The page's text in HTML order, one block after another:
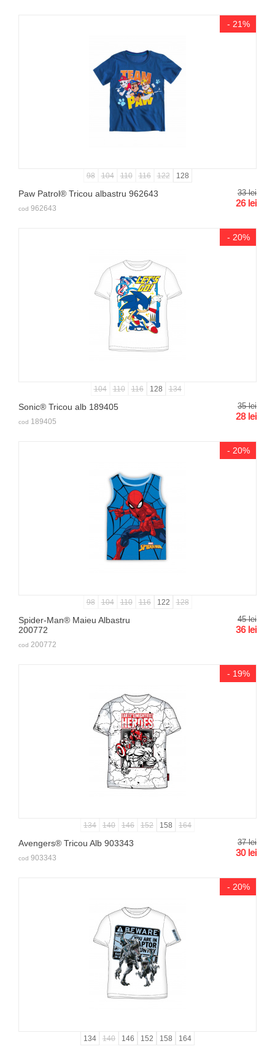
- 21%
98 104 110 116 122 128
Paw Patrol® Tricou albastru 962643 33 lei
26 lei
cod 962643
- 20%
104 110 116 128 134
Sonic® Tricou alb 189405 35 lei
28 lei
cod 189405
- 20%
98 104 110 116 122 128
Spider-Man® Maieu Albastru
200772
45 lei
36 lei
cod 200772
- 19%
134 140 146 152 158 164
Avengers® Tricou Alb 903343 37 lei
30 lei
cod 903343
- 20%
134 140 146 152 158 164